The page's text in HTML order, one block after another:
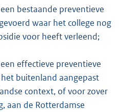
bestaande preventieve
waar het college nog
voor heeft verleend;
effectieve preventieve
buitenland aangepast
context, of voor zover
aan de Rotterdamse